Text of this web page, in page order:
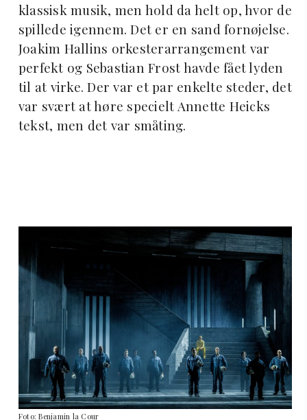
klassisk musik, men hold da helt op, hvor de
spillede igennem. Det er en sand fornøjelse.
Joakim Hallins orkesterarrangement var
perfekt og Sebastian Frost havde fået lyden
til at virke. Der var et par enkelte steder, det
var svært at høre specielt Annette Heicks
tekst, men det var småting.
Foto: Benjamin la Cour